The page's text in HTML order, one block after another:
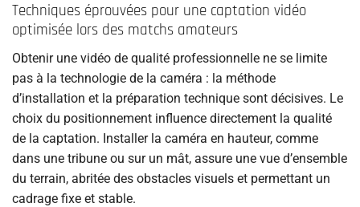
Techniques éprouvées pour une captation vidéo
optimisée lors des matchs amateurs
Obtenir une vidéo de qualité professionnelle ne se limite
pas à la technologie de la caméra : la méthode
d’installation et la préparation technique sont décisives. Le
choix du positionnement influence directement la qualité
de la captation. Installer la caméra en hauteur, comme
dans une tribune ou sur un mât, assure une vue d’ensemble
du terrain, abritée des obstacles visuels et permettant un
cadrage fixe et stable.